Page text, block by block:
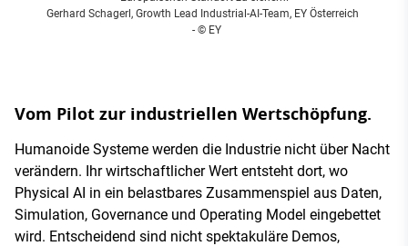
Gerhard Schagerl, Growth Lead Industrial-AI-Team, EY Österreich
- © EY
Vom Pilot zur industriellen Wertschöpfung.
Humanoide Systeme werden die Industrie nicht über Nacht
verändern. Ihr wirtschaftlicher Wert entsteht dort, wo
Physical AI in ein belastbares Zusammenspiel aus Daten,
Simulation, Governance und Operating Model eingebettet
wird. Entscheidend sind nicht spektakuläre Demos,